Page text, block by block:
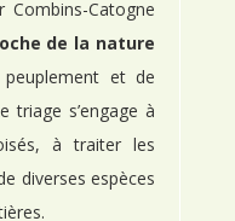
Catogne
de la nature
et de
triage s’engage à
à traiter les
diverses espèces